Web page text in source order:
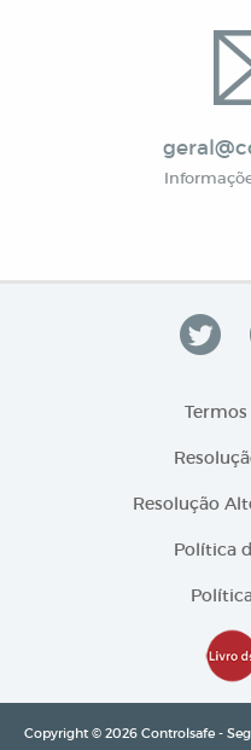
Resolução
Política
Copyright © 2026 Controlsafe -